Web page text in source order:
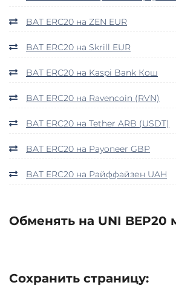
BAT ERC20 на ZEN EUR
BAT ERC20 на Skrill EUR
BAT ERC20 на Kaspi Bank Кош
BAT ERC20 на Ravencoin (RVN)
BAT ERC20 на Tether ARB (USDT)
BAT ERC20 на Payoneer GBP
BAT ERC20 на Райффайзен UAH
Обменять на UNI BEP20
Сохранить страницу: